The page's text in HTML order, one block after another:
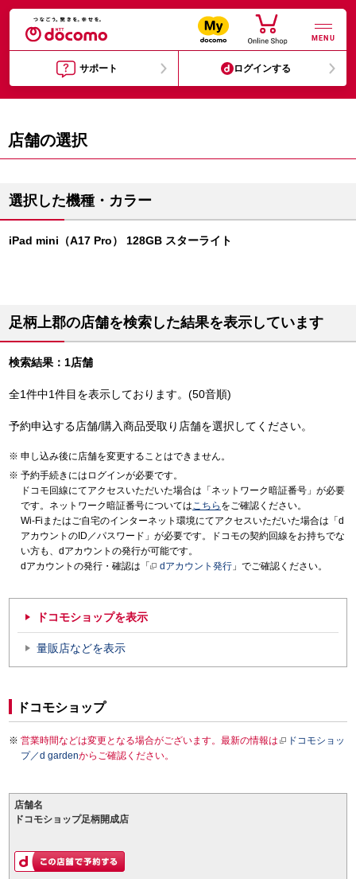
MENU
サポート ログインする
店舗の選択
選択した機種・カラー
iPad mini（A17 Pro） 128GB スターライト
足柄上郡の店舗を検索した結果を表示しています
検索結果：1店舗
全1件中1件目を表示しております。(50音順)
予約申込する店舗/購入商品受取り店舗を選択してください。
申し込み後に店舗を変更することはできません。
予約手続きにはログインが必要です。
ドコモ回線にてアクセスいただいた場合は「ネットワーク暗証番号」が必要
です。ネットワーク暗証番号についてはこちら をご確認ください。
Wi-Fiまたはご自宅のインターネット環境にてアクセスいただいた場合は「d
アカウントのID／パスワード」が必要です。ドコモの契約回線をお持ちでな
い方も、dアカウントの発行が可能です。
dアカウントの発行・確認は「
dアカウント発行 」でご確認ください。
ドコモショップを表示
量販店などを表示
ドコモショップ
営業時間などは変更となる場合がございます。最新の情報は
ドコモショッ
プ／d gardenからご確認ください。
店舗名
ドコモショップ足柄開成店